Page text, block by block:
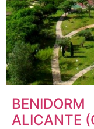
BENIDORM
ALICANTE